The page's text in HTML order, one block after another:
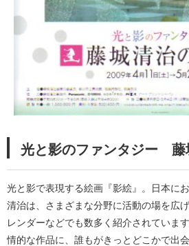
光と影のファンタジー 藤
光と影で表現する絵画『影絵』。日本に
清治は、さまざまな分野に活動の場を広
レンダーなどでも数多く紹介されていま
情的な作品に、誰もがきっとどこかで出